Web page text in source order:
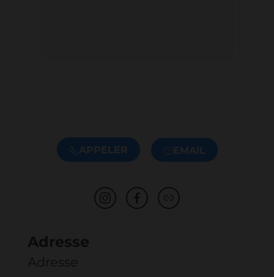
APPELER EMAIL
Adresse
Adresse